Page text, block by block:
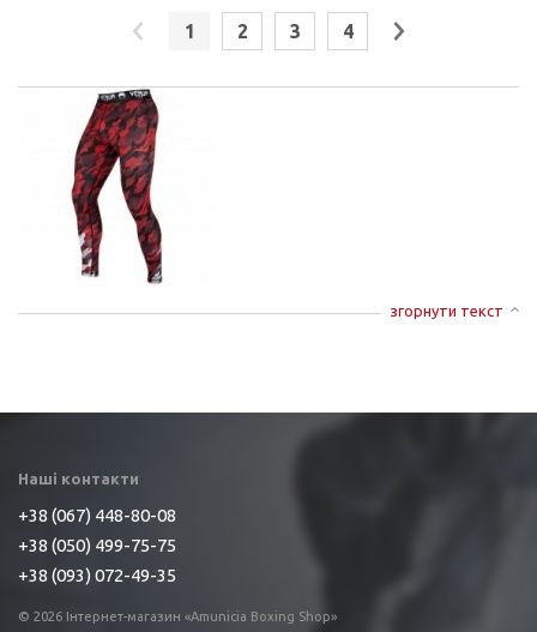
1 2 3 4
згорнути текст
Наші контакти
+38 (067) 448-80-08
+38 (050) 499-75-75
+38 (093) 072-49-35
© 2026 Інтернет-магазин «Amunicia Boxing Shop»